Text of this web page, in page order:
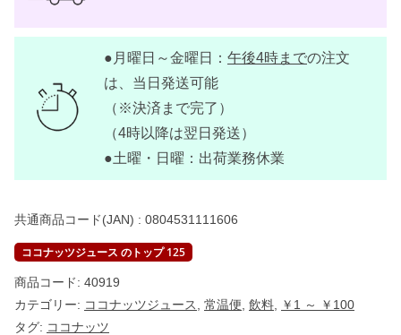
ク
ス
【
A
S
】
個
●月曜日～金曜日： 午後4時までの注文
は、当日発送可能
（※決済まで完了）
（4時以降は翌日発送）
●土曜・日曜：出荷業務休業
共通商品コード(JAN) : 0804531111606
ココナッツジュース のトップ 125
商品コード: 40919
カテゴリー: ココナッツジュース 常温便 飲料
￥1 ～ ￥100
タグ: ココナッツ